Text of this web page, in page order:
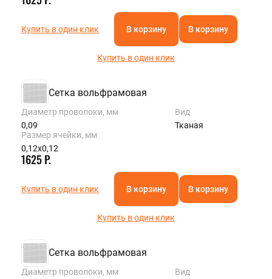
Купить в один клик В корзину В корзину
Купить в один клик
Сетка вольфрамовая
Диаметр проволоки, мм
0,09
Вид
Тканая
Размер ячейки, мм
0,12х0,12
1625 Р.
Купить в один клик В корзину В корзину
Купить в один клик
Сетка вольфрамовая
Диаметр проволоки, мм
Вид